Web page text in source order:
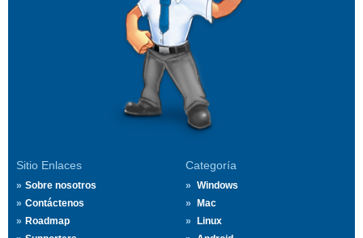
Sitio Enlaces
Sobre nosotros
Contáctenos
Roadmap
Categoría
Windows
Mac
Linux